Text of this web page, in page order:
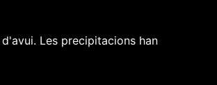
Les precipitacions han